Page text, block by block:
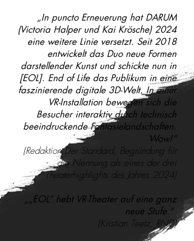
„In puncto Erneuerung hat DARUM
(Victoria Halper und Kai Krösche) 2024
eine weitere Linie versetzt. Seit 2018
entwickelt das Duo neue Formen
darstellender Kunst und schickte nun in
[EOL]. End of Life das Publikum in eine
faszinierende digitale 3D-Welt. In einer
VR-Installation bewegen sich die
Besucher interaktiv durch technisch
beeindruckende Fantasielandschaften.
Wow!“
(Redaktion Der Standard, Begründung für
die Nennung als eines der drei
Theaterhighlights des Jahres 2024)
„„EOL“ hebt VR-Theater auf eine ganz
neue Stufe.“
(Kristian Teetz, RND)